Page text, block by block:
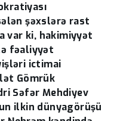
şəxslərə rast
var ki, hakimiyyət
fəaliyyət
ictimai
Gömrük
Səfər Mehdiyev
ilkin dünyagörüşü